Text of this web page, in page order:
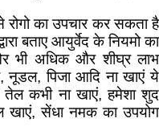
का उपचार कर सकता है
बताए आयुर्वेद के नियमो का
भी अधिक और शीघ्र लाभ
नूडल, पिजा आदि ना खाएं ये
तेल कभी ना खाएं, हमेशा शुद
खाएं, सेंधा नमक का उपयोग